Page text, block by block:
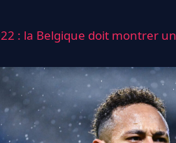
: la Belgique doit montrer